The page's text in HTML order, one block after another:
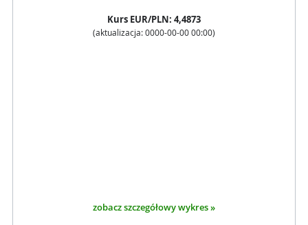
Kurs EUR/PLN: 4,4873
(aktualizacja: 0000-00-00 00:00)
zobacz szczegółowy wykres »